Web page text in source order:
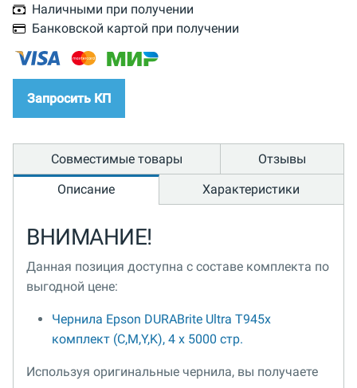
Наличными при получении
Банковской картой при получении
Запросить КП
Совместимые товары
Отзывы
Описание
Характеристики
ВНИМАНИЕ!
Данная позиция доступна с составе комплекта по
выгодной цене:
Чернила Epson DURABrite Ultra T945x
комплект (C,M,Y,K), 4 x 5000 стр.
Используя оригинальные чернила, вы получаете